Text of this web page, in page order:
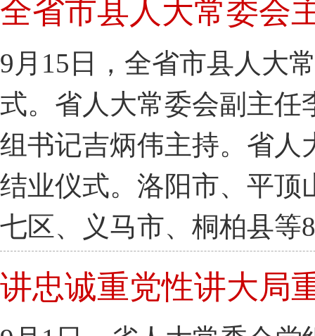
全省市县人大常委会
9月15日，全省市县人大
式。省人大常委会副主任
组书记吉炳伟主持。省人
结业仪式。洛阳市、平顶
七区、义马市、桐柏县等
讲忠诚重党性讲大局